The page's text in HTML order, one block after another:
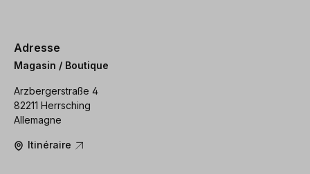
Adresse
Magasin / Boutique
Arzbergerstraße 4
82211 Herrsching
Allemagne
Itinéraire